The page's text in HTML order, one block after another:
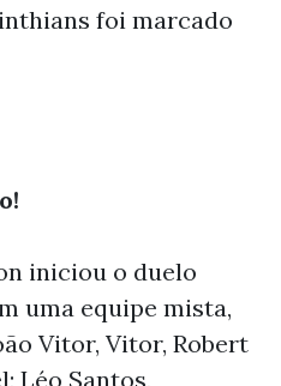
foi marcado
iniciou o duelo
uma equipe mista,
Vitor, Vitor, Robert
Léo Santos,